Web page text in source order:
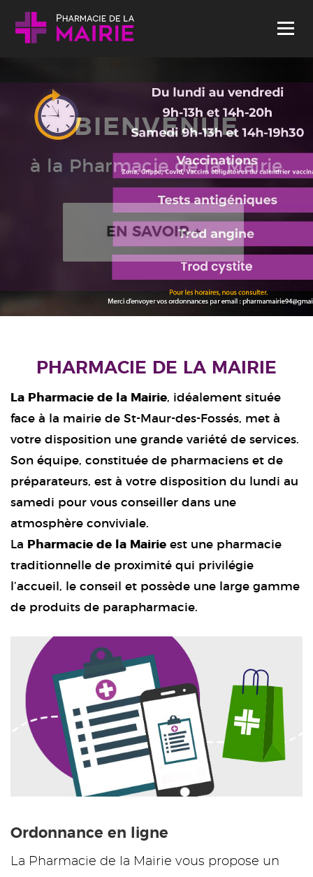
Skip to content
Menu
BIENVENUE
à la Pharmacie de la Mairie
EN SAVOIR +
PHARMACIE DE LA MAIRIE
La Pharmacie de la Mairie, idéalement située
face à la mairie de St-Maur-des-Fossés, met à
votre disposition une grande variété de services.
Son équipe, constituée de pharmaciens et de
préparateurs, est à votre disposition du lundi au
samedi pour vous conseiller dans une
atmosphère conviviale.
La
Pharmacie de la Mairie est une pharmacie
traditionnelle de proximité qui privilégie
l’accueil, le conseil et possède une large gamme
de produits de parapharmacie.
Ordonnance en ligne
La Pharmacie de la Mairie vous propose un